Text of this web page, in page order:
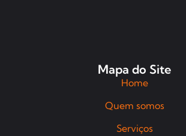
Mapa do Site
Home
Quem somos
Serviços